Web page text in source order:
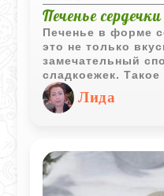
Печенье
Печенье в форме
это не только
замечательный
сладкоежек.
приготовить дома
времени. Для
джем на ваш
Лида